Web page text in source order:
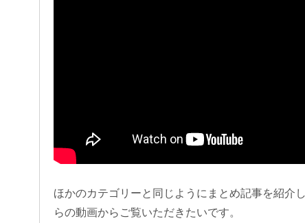
ほかのカテゴリーと同じようにまとめ記事を紹介
らの動画からご覧いただきたいです。